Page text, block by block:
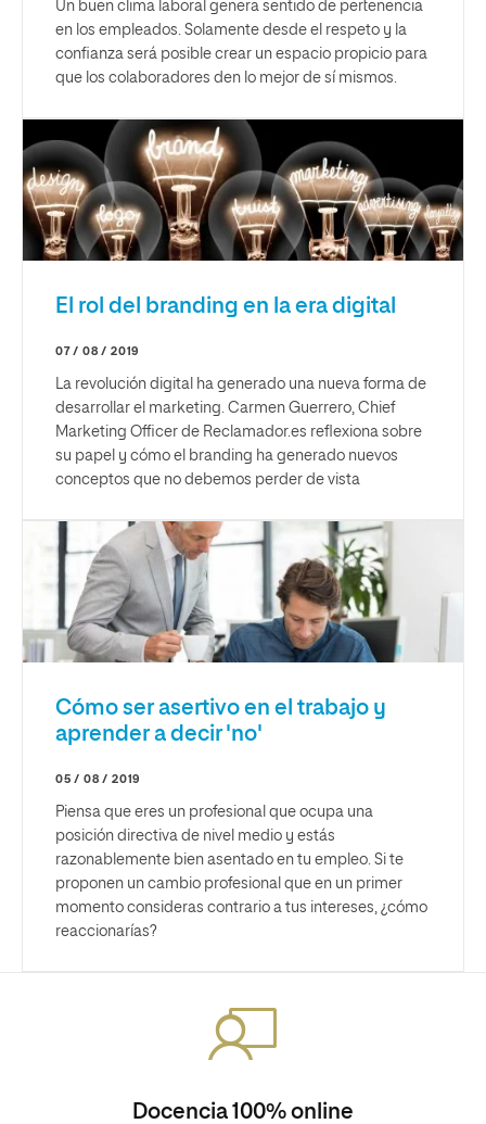
Un buen clima laboral genera sentido de pertenencia
en los empleados. Solamente desde el respeto y la
confianza será posible crear un espacio propicio para
que los colaboradores den lo mejor de sí mismos.
El rol del branding en la era digital
07 / 08 / 2019
La revolución digital ha generado una nueva forma de
desarrollar el marketing. Carmen Guerrero, Chief
Marketing Officer de Reclamador.es reflexiona sobre
su papel y cómo el branding ha generado nuevos
conceptos que no debemos perder de vista
Cómo ser asertivo en el trabajo y
aprender a decir 'no'
05 / 08 / 2019
Piensa que eres un profesional que ocupa una
posición directiva de nivel medio y estás
razonablemente bien asentado en tu empleo. Si te
proponen un cambio profesional que en un primer
momento consideras contrario a tus intereses, ¿cómo
reaccionarías?
Docencia 100% online